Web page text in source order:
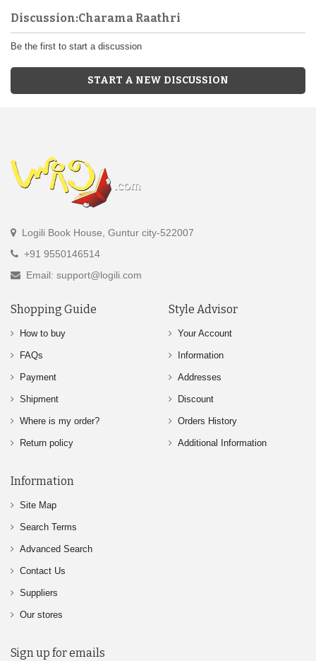
Discussion:Charama Raathri
Be the first to start a discussion
START A NEW DISCUSSION
Logili Book House, Guntur city-522007
+91 9550146514
Email: support@logili.com
Shopping Guide
How to buy
FAQs
Payment
Shipment
Where is my order?
Return policy
Style Advisor
Your Account
Information
Addresses
Discount
Orders History
Additional Information
Information
Site Map
Search Terms
Advanced Search
Contact Us
Suppliers
Our stores
Sign up for emails